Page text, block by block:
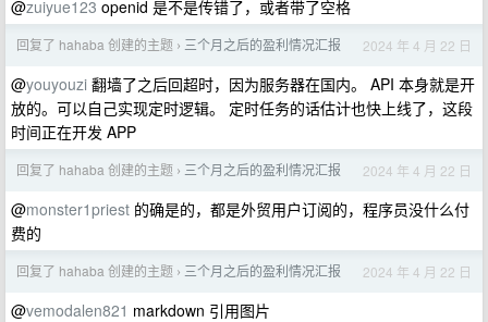
@zuiyue123 openid 是不是传错了，或者带了空格
回复了 hahaba 创建的主题 › 三个月之后的盈利情况汇报 2024 年 4 月 22 日
@youyouzi 翻墙了之后回超时，因为服务器在国内。 API 本身就是开
放的。可以自己实现定时逻辑。 定时任务的话估计也快上线了，这段
时间正在开发 APP
回复了 hahaba 创建的主题 › 三个月之后的盈利情况汇报 2024 年 4 月 22 日
@monster1priest 的确是的，都是外贸用户订阅的，程序员没什么付
费的
回复了 hahaba 创建的主题 › 三个月之后的盈利情况汇报 2024 年 4 月 22 日
@vemodalen821 markdown 引用图片